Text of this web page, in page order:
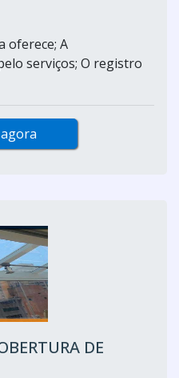
oferece; A
serviços; O registro
DE